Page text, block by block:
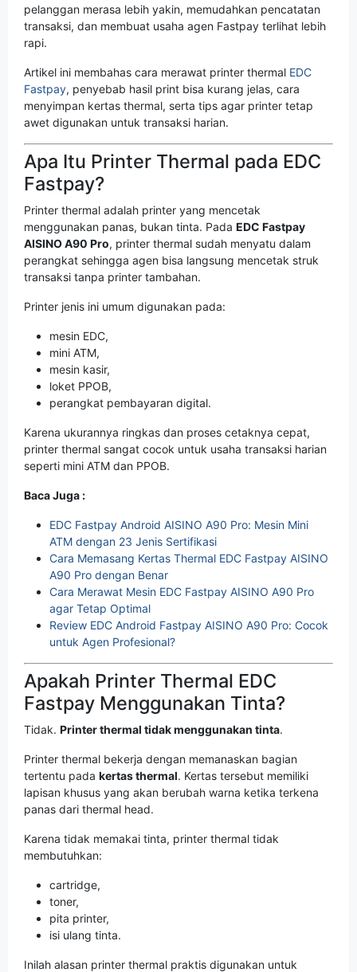
pelanggan merasa lebih yakin, memudahkan pencatatan
transaksi, dan membuat usaha agen Fastpay terlihat lebih
rapi.
Artikel ini membahas cara merawat printer thermal EDC
Fastpay, penyebab hasil print bisa kurang jelas, cara
menyimpan kertas thermal, serta tips agar printer tetap
awet digunakan untuk transaksi harian.
Apa Itu Printer Thermal pada EDC
Fastpay?
Printer thermal adalah printer yang mencetak
menggunakan panas, bukan tinta. Pada EDC Fastpay
AISINO A90 Pro, printer thermal sudah menyatu dalam
perangkat sehingga agen bisa langsung mencetak struk
transaksi tanpa printer tambahan.
Printer jenis ini umum digunakan pada:
mesin EDC,
mini ATM,
mesin kasir,
loket PPOB,
perangkat pembayaran digital.
Karena ukurannya ringkas dan proses cetaknya cepat,
printer thermal sangat cocok untuk usaha transaksi harian
seperti mini ATM dan PPOB.
Baca Juga :
EDC Fastpay Android AISINO A90 Pro: Mesin Mini
ATM dengan 23 Jenis Sertifikasi
Cara Memasang Kertas Thermal EDC Fastpay AISINO
A90 Pro dengan Benar
Cara Merawat Mesin EDC Fastpay AISINO A90 Pro
agar Tetap Optimal
Review EDC Android Fastpay AISINO A90 Pro: Cocok
untuk Agen Profesional?
Apakah Printer Thermal EDC
Fastpay Menggunakan Tinta?
Tidak. Printer thermal tidak menggunakan tinta.
Printer thermal bekerja dengan memanaskan bagian
tertentu pada kertas thermal. Kertas tersebut memiliki
lapisan khusus yang akan berubah warna ketika terkena
panas dari thermal head.
Karena tidak memakai tinta, printer thermal tidak
membutuhkan:
cartridge,
toner,
pita printer,
isi ulang tinta.
Inilah alasan printer thermal praktis digunakan untuk